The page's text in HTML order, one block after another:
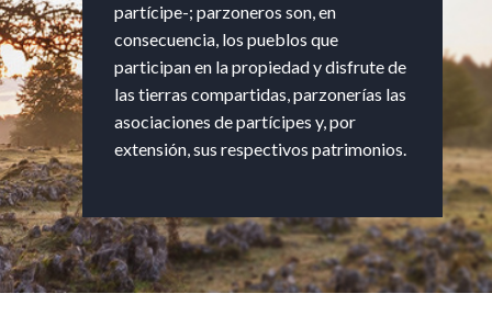
partícipe-; parzoneros son, en
consecuencia, los pueblos que
participan en la propiedad y disfrute de
las tierras compartidas, parzonerías las
asociaciones de partícipes y, por
extensión, sus respectivos patrimonios.